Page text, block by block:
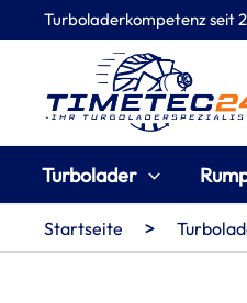
Turboladerkompetenz seit
Turbolader
Inhalt
Startseite >